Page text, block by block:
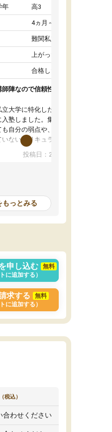
年 高3
4ヵ月～1年未満
難関私立受験対策
上がった
合格した
陣なので信頼性や安心感が高
大学に特化した準備をしたい
塾しました。集団指導の予備
自分の弱点や、志望校対策に
ないカリキュラムに不安を感
ハウを蓄積している優秀な東大
って、自分の志望校にふさわ
カリキュラムを提案してくれ
投稿日：2024年02月19日
もっとみる
申し込む
無料
に追加する）
求する
無料
に追加する）
（税込）
合わせください